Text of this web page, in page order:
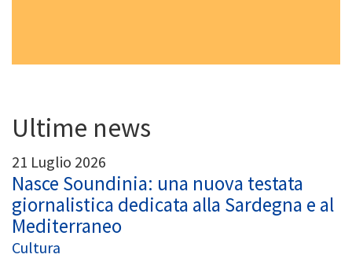
Ultime news
21 Luglio 2026
Nasce Soundinia: una nuova testata
giornalistica dedicata alla Sardegna e al
Mediterraneo
Cultura